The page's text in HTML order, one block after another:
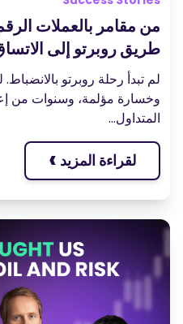
من مقامر بالعملات
طريق روبرتو إلى
لم تبدأ رحلة روبرتو
وخسارة مؤلمة، وسنوات من
المتداول...
لقراءة المزيد ›